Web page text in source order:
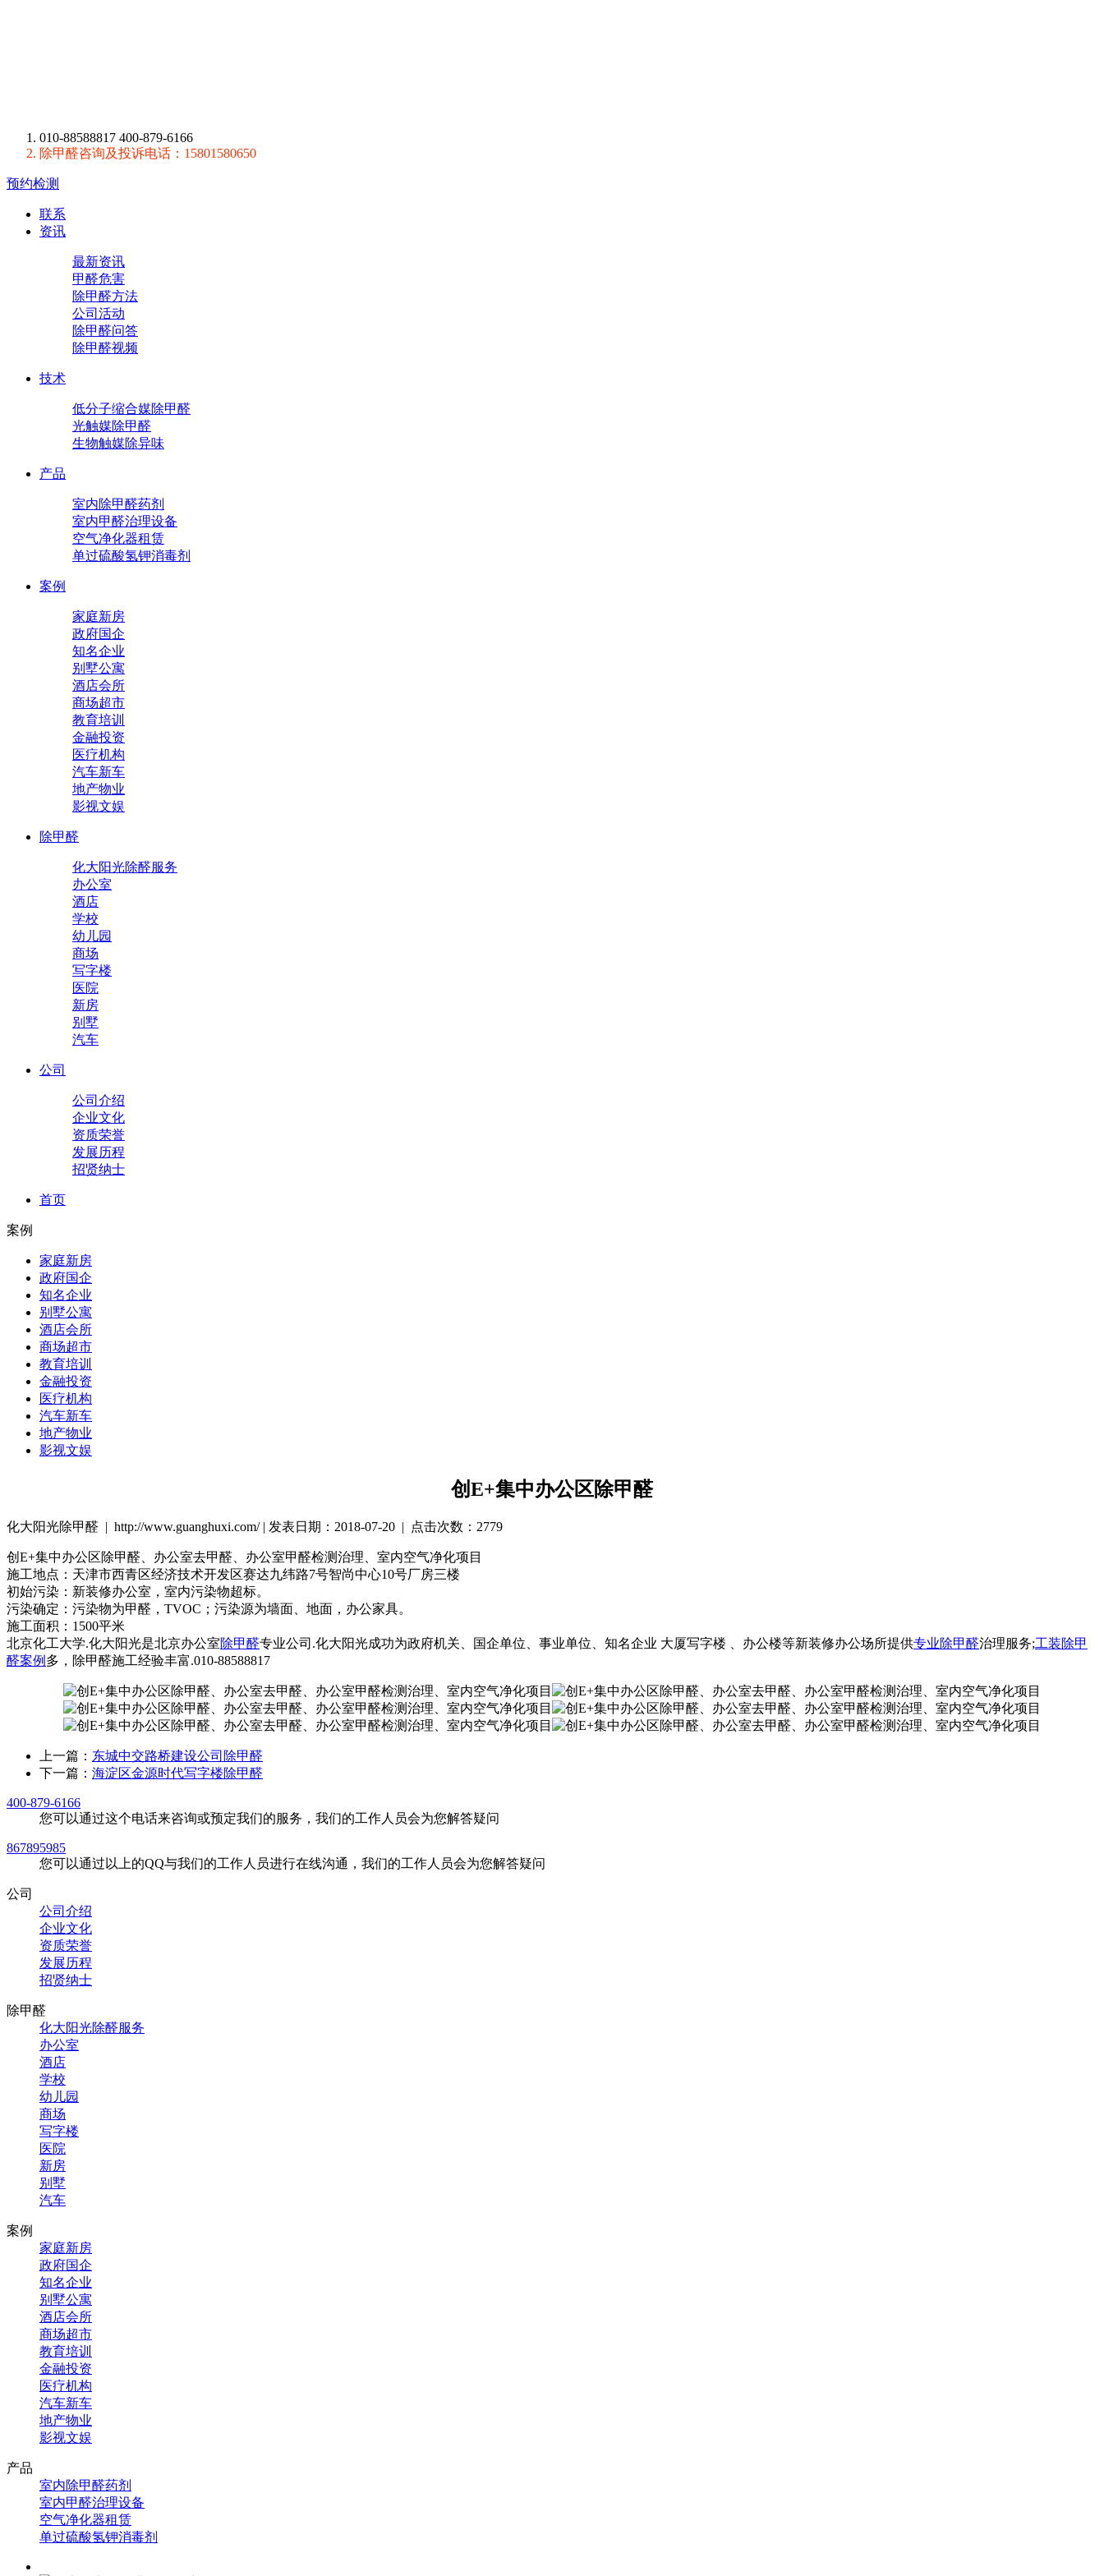
010-88588817 400-879-6166
除甲醛咨询及投诉电话：15801580650
预约检测
联系
资讯
最新资讯
甲醛危害
除甲醛方法
公司活动
除甲醛问答
除甲醛视频
技术
低分子缩合媒除甲醛
光触媒除甲醛
生物触媒除异味
产品
室内除甲醛药剂
室内甲醛治理设备
空气净化器租赁
单过硫酸氢钾消毒剂
案例
家庭新房
政府国企
知名企业
别墅公寓
酒店会所
商场超市
教育培训
金融投资
医疗机构
汽车新车
地产物业
影视文娱
除甲醛
化大阳光除醛服务
办公室
酒店
学校
幼儿园
商场
写字楼
医院
新房
别墅
汽车
公司
公司介绍
企业文化
资质荣誉
发展历程
招贤纳士
首页
案例
家庭新房
政府国企
知名企业
别墅公寓
酒店会所
商场超市
教育培训
金融投资
医疗机构
汽车新车
地产物业
影视文娱
​创E+集中办公区除甲醛
化大阳光除甲醛 | http://www.guanghuxi.com/ | 发表日期：2018-07-20 | 点击次数：2779
创E+集中办公区除甲醛、办公室去甲醛、办公室甲醛检测治理、室内空气净化项目
施工地点：天津市西青区经济技术开发区赛达九纬路7号智尚中心10号厂房三楼
初始污染：新装修办公室，室内污染物超标。
污染确定：污染物为甲醛，TVOC；污染源为墙面、地面，办公家具。
施工面积：1500平米
北京化工大学.化大阳光是北京办公室除甲醛专业公司.化大阳光成功为政府机关、国企单位、事业单位、知名企业 大厦写字楼 、办公楼等新装修办公场所提供专业除甲醛治理服务;工装除甲
醛案例 多，除甲醛施工经验丰富.010-88588817
上一篇： 东城中交路桥建设公司除甲醛
下一篇： 海淀区金源时代写字楼除甲醛
400-879-6166
您可以通过这个电话来咨询或预定我们的服务，我们的工作人员会为您解答疑问
867895985
您可以通过以上的QQ与我们的工作人员进行在线沟通，我们的工作人员会为您解答疑问
公司
公司介绍
企业文化
资质荣誉
发展历程
招贤纳士
除甲醛
化大阳光除醛服务
办公室
酒店
学校
幼儿园
商场
写字楼
医院
新房
别墅
汽车
案例
家庭新房
政府国企
知名企业
别墅公寓
酒店会所
商场超市
教育培训
金融投资
医疗机构
汽车新车
地产物业
影视文娱
产品
室内除甲醛药剂
室内甲醛治理设备
空气净化器租赁
单过硫酸氢钾消毒剂